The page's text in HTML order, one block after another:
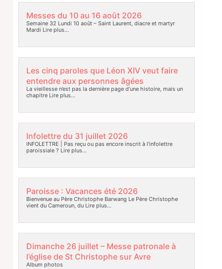
Messes du 10 au 16 août 2026
Semaine 32 Lundi 10 août – Saint Laurent, diacre et martyr
Mardi Lire plus…
Les cinq paroles que Léon XIV veut faire
entendre aux personnes âgées
La vieillesse n’est pas la dernière page d’une histoire, mais un
chapitreLire plus…
Infolettre du 31 juillet 2026
INFOLETTRE | Pas reçu ou pas encore inscrit à l’infolettre
paroissiale ? Lire plus…
Paroisse : Vacances été 2026
Bienvenue au Père Christophe Barwang Le Père Christophe
vient du Cameroun, duLire plus…
Dimanche 26 juillet – Messe patronale à
l’église de St Christophe sur Avre
Album photos